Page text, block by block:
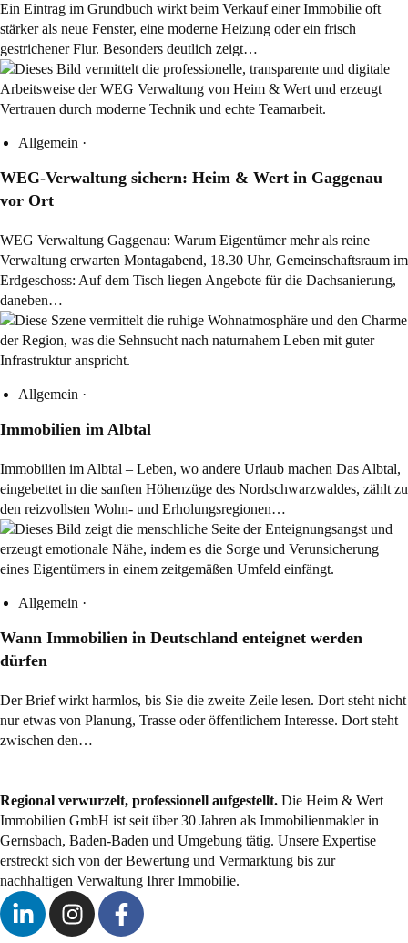
Ein Eintrag im Grundbuch wirkt beim Verkauf einer Immobilie oft
stärker als neue Fenster, eine moderne Heizung oder ein frisch
gestrichener Flur. Besonders deutlich zeigt…
Allgemein ·
WEG-Verwaltung sichern: Heim & Wert in Gaggenau
vor Ort
WEG Verwaltung Gaggenau: Warum Eigentümer mehr als reine
Verwaltung erwarten Montagabend, 18.30 Uhr, Gemeinschaftsraum im
Erdgeschoss: Auf dem Tisch liegen Angebote für die Dachsanierung,
daneben…
Allgemein ·
Immobilien im Albtal
Immobilien im Albtal – Leben, wo andere Urlaub machen Das Albtal,
eingebettet in die sanften Höhenzüge des Nordschwarzwaldes, zählt zu
den reizvollsten Wohn- und Erholungsregionen…
Allgemein ·
Wann Immobilien in Deutschland enteignet werden
dürfen
Der Brief wirkt harmlos, bis Sie die zweite Zeile lesen. Dort steht nicht
nur etwas von Planung, Trasse oder öffentlichem Interesse. Dort steht
zwischen den…
Regional verwurzelt, professionell aufgestellt. Die Heim & Wert
Immobilien GmbH ist seit über 30 Jahren als Immobilienmaklerin
Gernsbach, Baden-Baden und Umgebung tätig. Unsere Expertise
erstreckt sich von der Bewertung und Vermarktung bis zur
nachhaltigen Verwaltung Ihrer Immobilie.